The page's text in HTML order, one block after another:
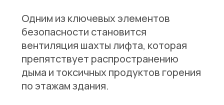
Одним из ключевых элементов
безопасности становится
вентиляция шахты лифта, которая
препятствует распространению
дыма и токсичных продуктов горения
по этажам здания.